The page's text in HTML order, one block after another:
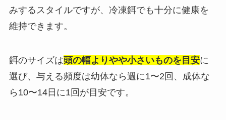
みするスタイルですが、冷凍餌でも十分に健康を
維持できます。
餌のサイズは頭の幅よりやや小さいものを目安に
選び、与える頻度は幼体なら週に1〜2回、成体な
ら10〜14日に1回が目安です。